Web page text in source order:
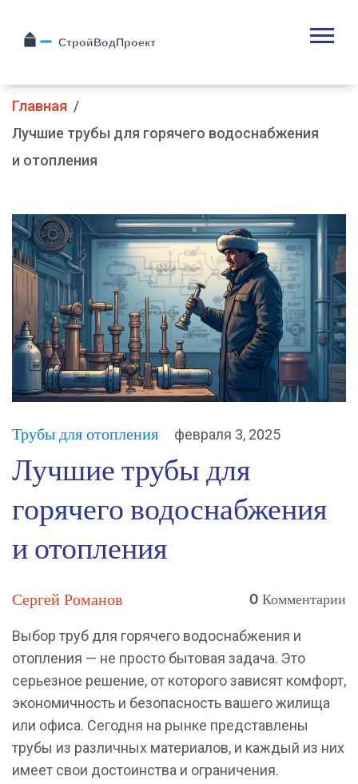
Главная
Лучшие трубы для горячего водоснабжения
и отопления
Трубы для отопления февраля 3, 2025
Лучшие трубы для
горячего водоснабжения
и отопления
Сергей Романов 0 Комментарии
Выбор труб для горячего водоснабжения и
отопления — не просто бытовая задача. Это
серьезное решение, от которого зависят комфорт,
экономичность и безопасность вашего жилища
или офиса. Сегодня на рынке представлены
трубы из различных материалов, и каждый из них
имеет свои достоинства и ограничения.